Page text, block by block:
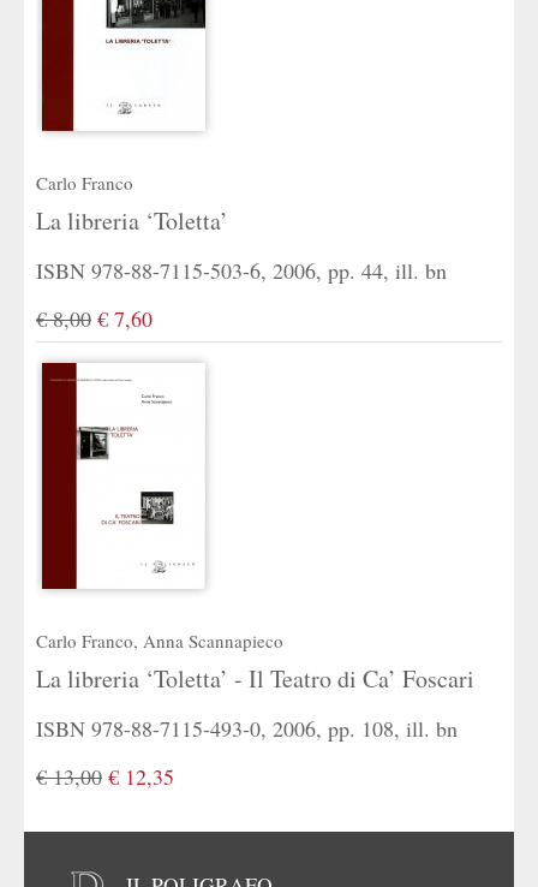
Carlo Franco
La libreria ‘Toletta’
ISBN 978-88-7115-503-6, 2006, pp. 44, ill. bn
€ 8,00 € 7,60
Carlo Franco, Anna Scannapieco
La libreria ‘Toletta’ - Il Teatro di Ca’ Foscari
ISBN 978-88-7115-493-0, 2006, pp. 108, ill. bn
€ 13,00 € 12,35